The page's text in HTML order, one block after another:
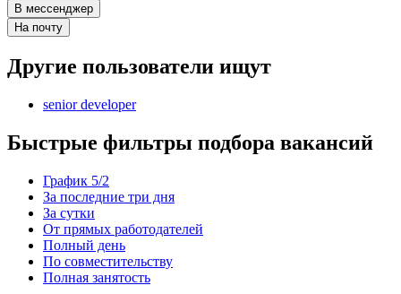
В мессенджер
На почту
Другие пользователи ищут
senior developer
Быстрые фильтры подбора вакансий
График 5/2
За последние три дня
За сутки
От прямых работодателей
Полный день
По совместительству
Полная занятость